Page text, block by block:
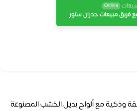
Online
فريق مبيعات جدران ستور
وذكية مع ألواح بديل الخشب المصنوعة